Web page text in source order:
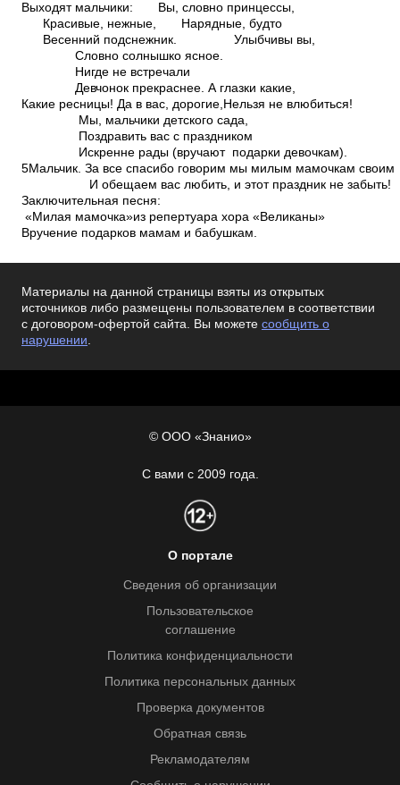
Выходят мальчики: Вы, словно принцессы,
Красивые, нежные, Нарядные, будто
Весенний подснежник. Улыбчивы вы,
Словно солнышко ясное.
Нигде не встречали
Девчонок прекраснее. А глазки какие,
Какие ресницы! Да в вас, дорогие,Нельзя не влюбиться!
Мы, мальчики детского сада,
Поздравить вас с праздником
Искренне рады (вручают подарки девочкам).
5Мальчик. За все спасибо говорим мы милым мамочкам своим
И обещаем вас любить, и этот праздник не забыть!
Заключительная песня:
«Милая мамочка»из репертуара хора «Великаны»
Вручение подарков мамам и бабушкам.
Материалы на данной страницы взяты из открытых
источников либо размещены пользователем в соответствии
с договором-офертой сайта. Вы можете сообщить о
нарушении.
© ООО «Знанио»
С вами с 2009 года.
О портале
Сведения об организации
Пользовательское
соглашение
Политика конфиденциальности
Политика персональных данных
Проверка документов
Обратная связь
Рекламодателям